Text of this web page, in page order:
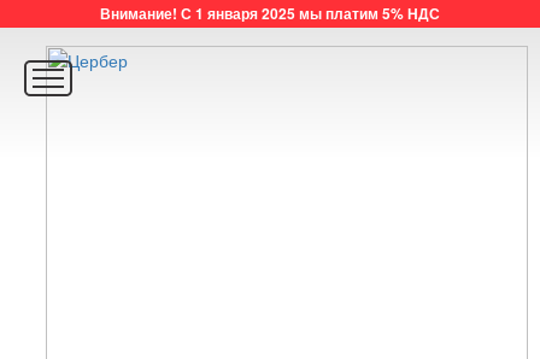
Внимание! С 1 января 2025 мы платим 5% НДС